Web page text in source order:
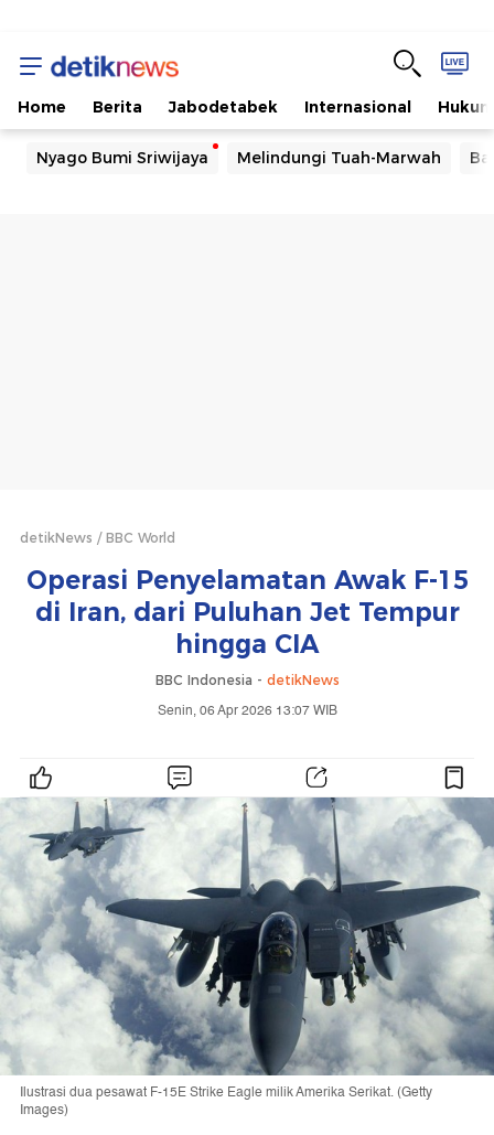
Home Berita Jabodetabek Internasional Hukum
Nyago Bumi Sriwijaya Melindungi Tuah-Marwah
detikNews BBC World
Operasi Penyelamatan Awak F-15
di Iran, dari Puluhan Jet Tempur
hingga CIA
BBC Indonesia - detikNews
Senin, 06 Apr 2026 13:07 WIB
Ilustrasi dua pesawat F-15E Strike Eagle milik Amerika Serikat. (Getty
Images)